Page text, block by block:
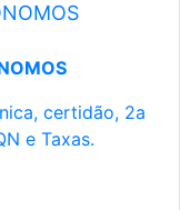
certidão, 2a
e Taxas.